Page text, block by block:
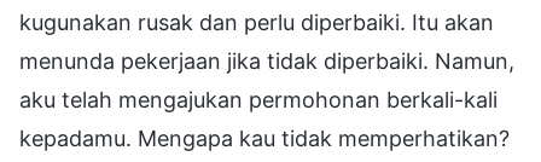
kugunakan rusak dan perlu diperbaiki. Itu akan
menunda pekerjaan jika tidak diperbaiki. Namun,
aku telah mengajukan permohonan berkali-kali
kepadamu. Mengapa kau tidak memperhatikan?